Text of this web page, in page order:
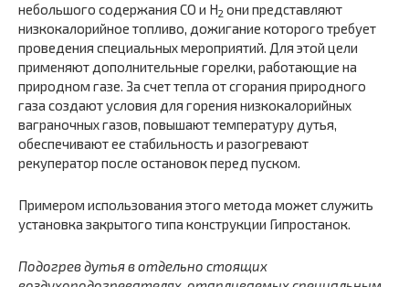
небольшого содержания CO и H2 они представляют
низкокалорийное топливо, дожигание которого требует
проведения специальных мероприятий. Для этой цели
применяют дополнительные горелки, работающие на
природном газе. За счет тепла от сгорания природного
газа создают условия для горения низкокалорийных
ваграночных газов, повышают температуру дутья,
обеспечивают ее стабильность и разогревают
рекуператор после остановок перед пуском.
Примером использования этого метода может служить
установка закрытого типа конструкции Гипростанок.
Подогрев дутья в отдельно стоящих